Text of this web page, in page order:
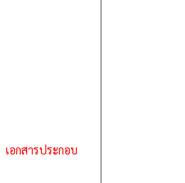
เอกสารประกอบ